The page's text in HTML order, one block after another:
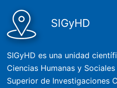
SIGyHD
SIGyHD es una unidad
Ciencias Humanas y
Superior de Investigaciones